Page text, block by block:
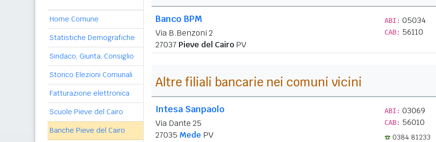
Home Comune
Statistiche Demografiche
Sindaco, Giunta, Consiglio
Storico Elezioni Comunali
Fatturazione elettronica
Scuole Pieve del Cairo
Banche Pieve del Cairo
Banco BPM
Via B.Benzoni 2
27037 Pieve del Cairo PV
ABI: 05034
CAB: 56110
Altre filiali bancarie nei comuni vicini
Intesa Sanpaolo
Via Dante 25
27035 Mede PV
ABI: 03069
CAB: 56010
0384 81233